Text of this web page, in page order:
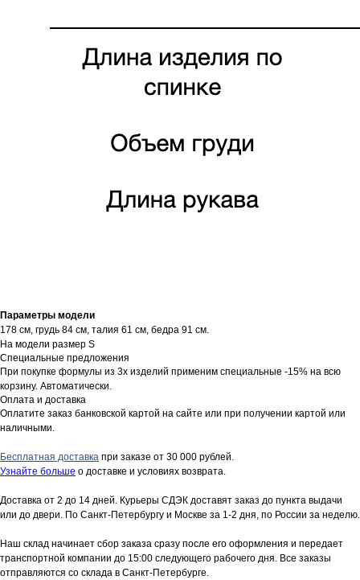
Параметры модели
178 см, грудь 84 см, талия 61 см, бедра 91 см.
На модели размер S
Специальные предложения
При покупке формулы из 3х изделий применим специальные -15% на всю
корзину. Автоматически.
Оплата и доставка
Оплатите заказ банковской картой на сайте или при получении картой или
наличными.
Бесплатная доставка при заказе от 30 000 рублей.
Узнайте больше о доставке и условиях возврата.
Доставка от 2 до 14 дней. Курьеры СДЭК доставят заказ до пункта выдачи
или до двери. По Санкт-Петербургу и Москве за 1-2 дня, по России за неделю.
Наш склад начинает сбор заказа сразу после его оформления и передает
транспортной компании до 15:00 следующего рабочего дня. Все заказы
отправляются со склада в Санкт-Петербурге.